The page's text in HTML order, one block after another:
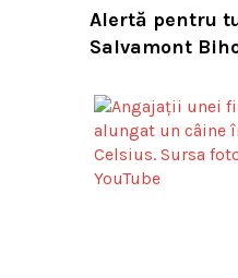
Alertă pentru
Salvamont
de pe trasee